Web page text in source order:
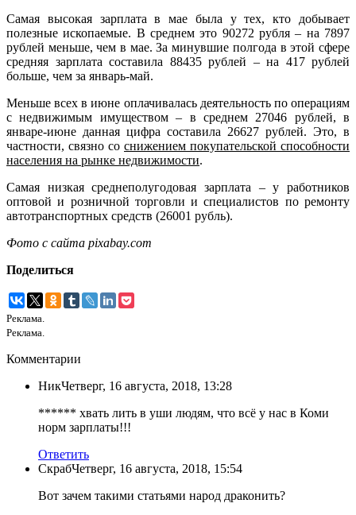
Самая высокая зарплата в мае была у тех, кто добывает
полезные ископаемые. В среднем это 90272 рубля – на 7897
рублей меньше, чем в мае. За минувшие полгода в этой сфере
средняя зарплата составила 88435 рублей – на 417 рублей
больше, чем за январь-май.
Меньше всех в июне оплачивалась деятельность по операциям
с недвижимым имуществом – в среднем 27046 рублей, в
январе-июне данная цифра составила 26627 рублей. Это, в
частности, связно со снижением покупательской способности
населения на рынке недвижимости.
Самая низкая среднеполугодовая зарплата – у работников
оптовой и розничной торговли и специалистов по ремонту
автотранспортных средств (26001 рубль).
Фото с сайта pixabay.com
Поделиться
Реклама.
Реклама.
Комментарии
НикЧетверг, 16 августа, 2018, 13:28
****** хвать лить в уши людям, что всё у нас в Коми
норм зарплаты!!!
Ответить
СкрабЧетверг, 16 августа, 2018, 15:54
Вот зачем такими статьями народ драконить?